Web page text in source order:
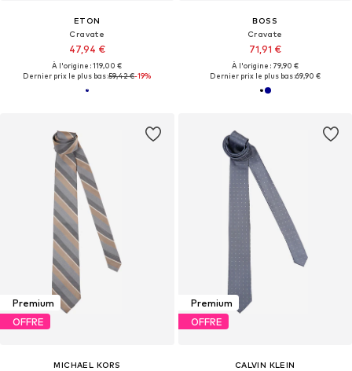
ETON
Cravate
47,94 €
À l'origine : 119,00 €
Dernier prix le plus bas :59,42 €-19%
BOSS
Cravate
71,91 €
À l'origine : 79,90 €
Dernier prix le plus bas :69,90 €
Premium
OFFRE
MICHAEL KORS
Premium
OFFRE
CALVIN KLEIN